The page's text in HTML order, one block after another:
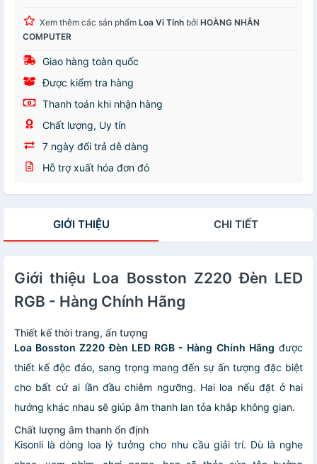
Xem thêm các sản phẩm Loa Vi Tính bởi HOÀNG NHÂN
COMPUTER
Giao hàng toàn quốc
Được kiểm tra hàng
Thanh toán khi nhận hàng
Chất lượng, Uy tín
7 ngày đổi trả dễ dàng
Hỗ trợ xuất hóa đơn đỏ
GIỚI THIỆU CHI TIẾT
Giới thiệu Loa Bosston Z220 Đèn LED
RGB - Hàng Chính Hãng
Thiết kế thời trang, ấn tượng
Loa Bosston Z220 Đèn LED RGB - Hàng Chính Hãng được
thiết kế độc đáo, sang trọng mang đến sự ấn tượng đặc biệt
cho bất cứ ai lần đầu chiêm ngưỡng. Hai loa nếu đặt ở hai
hướng khác nhau sẽ giúp âm thanh lan tỏa khắp không gian.
Chất lượng âm thanh ổn định
Kisonli là dòng loa lý tưởng cho nhu cầu giải trí. Dù là nghe